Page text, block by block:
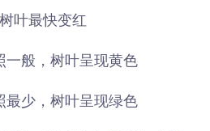
树叶最快变红
一般，树叶呈现黄色
最少，树叶呈现绿色